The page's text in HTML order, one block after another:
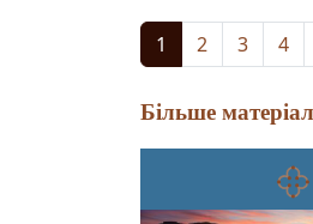
1 2 3 4
Більше